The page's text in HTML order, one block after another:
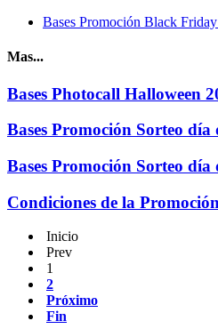
Bases Promoción Black
Mas...
Bases Photocall Halloween
Bases Promoción Sorteo día
Bases Promoción Sorteo día
Condiciones de la
Inicio
Prev
1
2
Próximo
Fin